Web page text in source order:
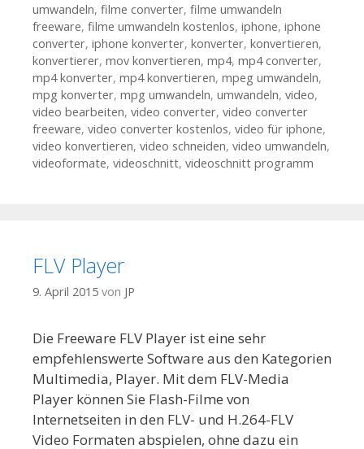
umwandeln, filme converter, filme umwandeln
freeware, filme umwandeln kostenlos, iphone, iphone
converter, iphone konverter, konverter, konvertieren,
konvertierer, mov konvertieren, mp4, mp4 converter,
mp4 konverter, mp4 konvertieren, mpeg umwandeln,
mpg konverter, mpg umwandeln, umwandeln, video,
video bearbeiten, video converter, video converter
freeware, video converter kostenlos, video für iphone,
video konvertieren, video schneiden, video umwandeln,
videoformate, videoschnitt, videoschnitt programm
FLV Player
9. April 2015 von JP
Die Freeware FLV Player ist eine sehr
empfehlenswerte Software aus den Kategorien
Multimedia, Player. Mit dem FLV-Media
Player können Sie Flash-Filme von
Internetseiten in den FLV- und H.264-FLV
Video Formaten abspielen, ohne dazu ein